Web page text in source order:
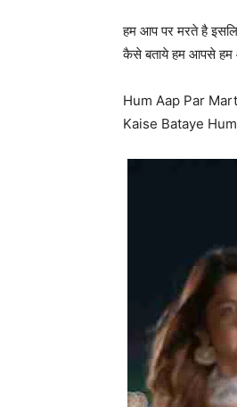
हम आप पर मरते है
कैसे बताये हम आपसे हम
Hum Aap Par
Kaise Bataye